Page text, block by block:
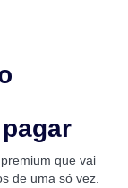
que vai
de uma só vez.